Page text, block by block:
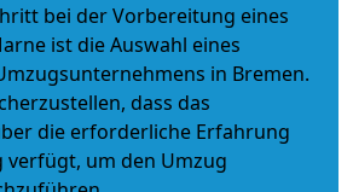
bei der Vorbereitung eines
ist die Auswahl eines
in Bremen.
dass das
die erforderliche Erfahrung
verfügt, um den Umzug